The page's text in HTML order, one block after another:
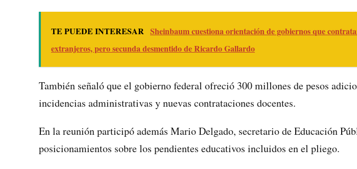
TE PUEDE INTERESAR Sheinbaum cuestiona orientación de gobiernos que
extranjeros, pero secunda desmentido de Ricardo Gallardo
También señaló que el gobierno federal ofreció 300 millones de pesos
incidencias administrativas y nuevas contrataciones docentes.
En la reunión participó además Mario Delgado, secretario de Educación
posicionamientos sobre los pendientes educativos incluidos en el pliego.